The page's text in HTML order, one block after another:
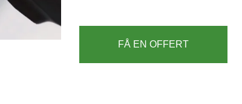
FÅ EN OFFERT